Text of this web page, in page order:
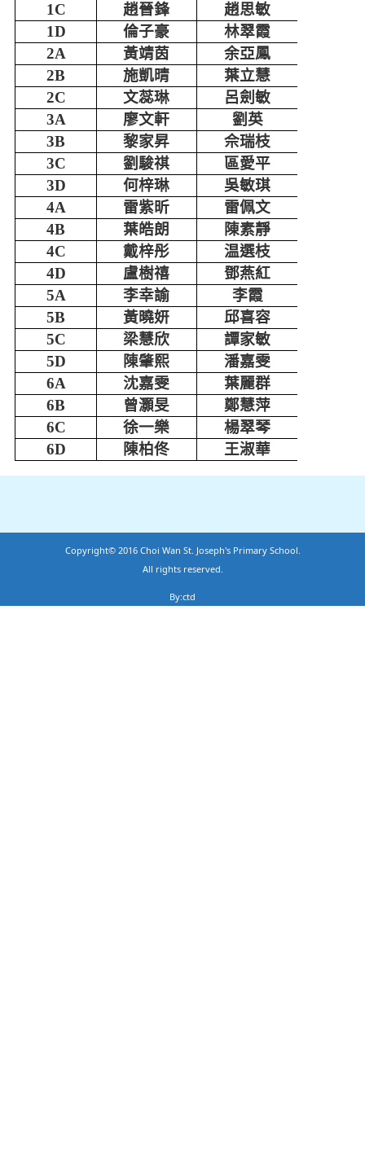
1C
趙晉鋒
趙思敏
1D
倫子豪
林翠霞
2A
黃靖茵
余亞鳳
2B
施凱晴
葉立慧
2C
文蕊琳
呂劍敏
3A
廖文軒
劉英
3B
黎家昇
佘瑞枝
3C
劉駿祺
區愛平
3D
何梓琳
吳敏琪
4A
雷紫昕
雷佩文
4B
葉皓朗
陳素靜
4C
戴梓彤
温選枝
4D
盧樹禧
鄧燕紅
5A
李幸諭
李霞
5B
黃曉妍
邱喜容
5C
梁慧欣
譚家敏
5D
陳肇熙
潘嘉雯
6A
沈嘉雯
葉麗群
6B
曾灝旻
鄭慧萍
6C
徐一樂
楊翠琴
6D
陳柏佟 王淑華
Copyright© 2016 Choi Wan St. Joseph's Primary School.
All rights reserved.
By:ctd